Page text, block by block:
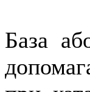
База